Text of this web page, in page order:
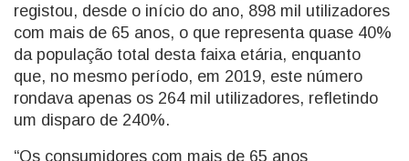
registou, desde o início do ano, 898 mil utilizadores
com mais de 65 anos, o que representa quase 40%
da população total desta faixa etária, enquanto
que, no mesmo período, em 2019, este número
rondava apenas os 264 mil utilizadores, refletindo
um disparo de 240%.
“Os consumidores com mais de 65 anos